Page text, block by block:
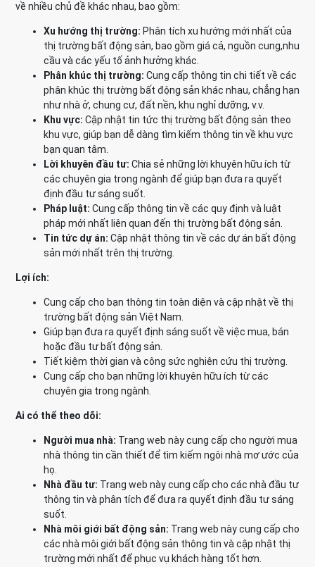
về nhiều chủ đề khác nhau, bao gồm:
Xu hướng thị trường: Phân tích xu hướng mới nhất của
thị trường bất động sản, bao gồm giá cả, nguồn cung,nhu
cầu và các yếu tố ảnh hưởng khác.
Phân khúc thị trường: Cung cấp thông tin chi tiết về các
phân khúc thị trường bất động sản khác nhau, chẳng hạn
như nhà ở, chung cư, đất nền, khu nghỉ dưỡng, v.v.
Khu vực: Cập nhật tin tức thị trường bất động sản theo
khu vực, giúp bạn dễ dàng tìm kiếm thông tin về khu vực
bạn quan tâm.
Lời khuyên đầu tư: Chia sẻ những lời khuyên hữu ích từ
các chuyên gia trong ngành để giúp bạn đưa ra quyết
định đầu tư sáng suốt.
Pháp luật: Cung cấp thông tin về các quy định và luật
pháp mới nhất liên quan đến thị trường bất động sản.
Tin tức dự án: Cập nhật thông tin về các dự án bất động
sản mới nhất trên thị trường.
Lợi ích:
Cung cấp cho bạn thông tin toàn diện và cập nhật về thị
trường bất động sản Việt Nam.
Giúp bạn đưa ra quyết định sáng suốt về việc mua, bán
hoặc đầu tư bất động sản.
Tiết kiệm thời gian và công sức nghiên cứu thị trường.
Cung cấp cho bạn những lời khuyên hữu ích từ các
chuyên gia trong ngành.
Ai có thể theo dõi:
Người mua nhà: Trang web này cung cấp cho người mua
nhà thông tin cần thiết để tìm kiếm ngôi nhà mơ ước của
họ.
Nhà đầu tư: Trang web này cung cấp cho các nhà đầu tư
thông tin và phân tích để đưa ra quyết định đầu tư sáng
suốt.
Nhà môi giới bất động sản: Trang web này cung cấp cho
các nhà môi giới bất động sản thông tin và cập nhật thị
trường mới nhất để phục vụ khách hàng tốt hơn.